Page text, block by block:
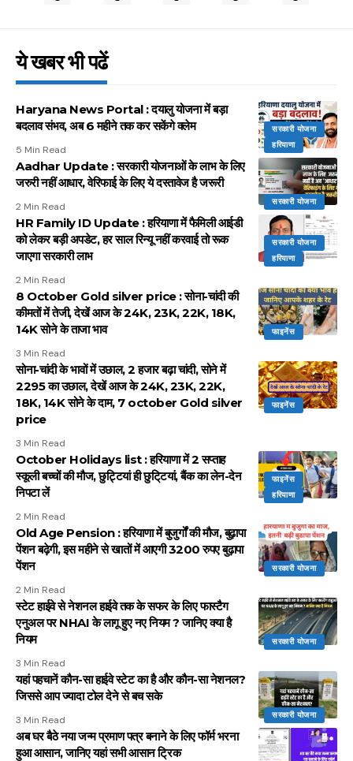
ये खबर भी पढें
सरकारी योजना
हरियाणा
Haryana News Portal : दयालु योजना में बड़ा
बदलाव संभव, अब 6 महीने तक कर सकेंगे क्लेम
5 Min Read
सरकारी योजना
Aadhar Update : सरकारी योजनाओं के लाभ के लिए
जरुरी नहीं आधार, वेरिफाई के लिए ये दस्तावेज है जरूरी
2 Min Read
सरकारी योजना
हरियाणा
HR Family ID Update : हरियाणा में फैमिली आईडी
को लेकर बड़ी अपडेट, हर साल रिन्यू नहीं करवाई तो रूक
जाएगा सरकारी लाभ
2 Min Read
फाइनेंस
8 October Gold silver price : सोना-चांदी की
कीमतों में तेजी, देखें आज के 24K, 23K, 22K, 18K,
14K सोने के ताजा भाव
3 Min Read
फाइनेंस
सोना-चांदी के भावों में उछाल, 2 हजार बढ़ा चांदी, सोने में
2295 का उछाल, देखें आज के 24K, 23K, 22K,
18K, 14K सोने के दाम, 7 october Gold silver
price
3 Min Read
फाइनेंस
हरियाणा
October Holidays list : हरियाणा में 2 सप्ताह
स्कूली बच्चों की मौज, छुट्टियां ही छुटि्टयां, बैंक का लेन-देन
निपटा लें
2 Min Read
सरकारी योजना
Old Age Pension : हरियाणा में बुजुर्गों की मौज, बुढ़ापा
पेंशन बढ़ेगी, इस महीने से खातों में आएगी 3200 रुपए बुढ़ापा
पेंशन
2 Min Read
सरकारी योजना
स्टेट हाईवे से नेशनल हाईवे तक के सफर के लिए फास्टैग
एनुअल पर NHAI के लागू हुए नए नियम ? जानिए क्या है
नियम
3 Min Read
सरकारी योजना
यहां पहचानें कौन-सा हाईवे स्टेट का है और कौन-सा नेशनल?
जिससे आप ज्यादा टोल देने से बच सके
3 Min Read
अब घर बैठे नया जन्म प्रमाण पत्र बनाने के लिए फॉर्म भरना
हुआ आसान, जानिए यहां सभी आसान ट्रिक